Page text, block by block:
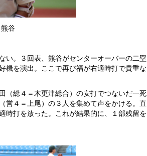
熊谷
。３回表、熊谷がセンターオーバーの二塁
機を演出。ここで再び福が右適時打で貴重な
（総４＝木更津総合）の安打でつないだ一死
営４＝上尾）の３人を集めて声をかける。直
時打を放った。これが結果的に、１部残留を